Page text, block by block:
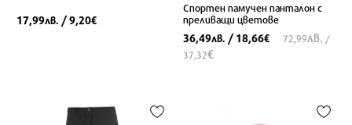
17,99лв. / 9,20€
Спортен памучен панталон с
преливащи цветове
36,49лв. / 18,66€ 72,99лв. /
37,32€